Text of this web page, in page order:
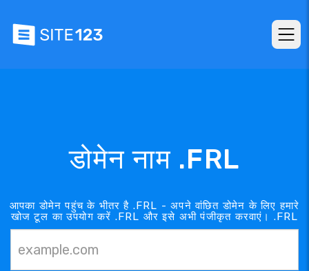
डोमेन नाम .FRL
आपका डोमेन पहुंच के भीतर है .FRL - अपने वांछित डोमेन के लिए हमारे
खोज टूल का उपयोग करें .FRL और इसे अभी पंजीकृत करवाएं। .FRL